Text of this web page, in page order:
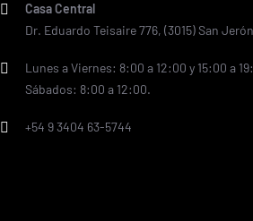
Casa Central
Dr. Eduardo Teisaire 776, (3015) San
Lunes a Viernes: 8:00 a 12:00 y 15:00 a
Sábados: 8:00 a 12:00.
+54 9 3404 63-5744